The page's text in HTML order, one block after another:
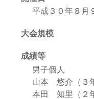
平成３０年８月
大会規模
成績等
男子個人
山本 悠介（３
本田 知里（２